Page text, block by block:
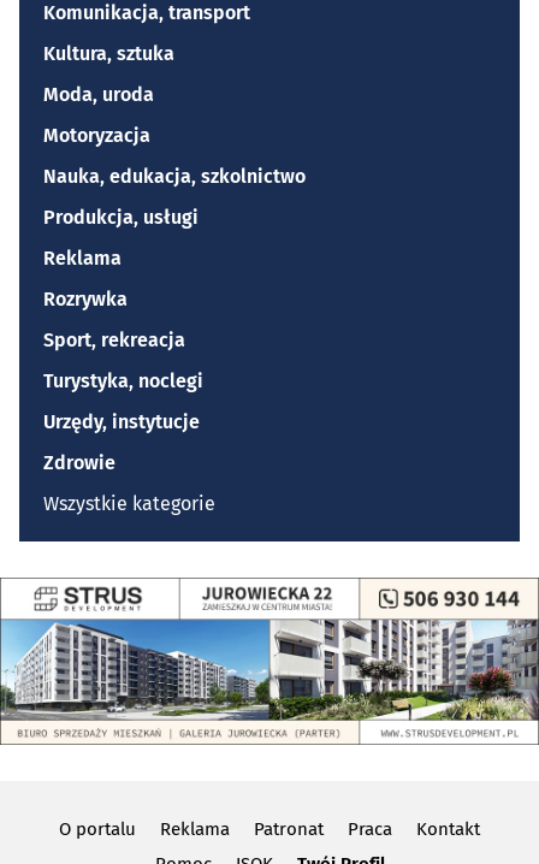
Komunikacja, transport
Kultura, sztuka
Moda, uroda
Motoryzacja
Nauka, edukacja, szkolnictwo
Produkcja, usługi
Reklama
Rozrywka
Sport, rekreacja
Turystyka, noclegi
Urzędy, instytucje
Zdrowie
Wszystkie kategorie
O portalu Reklama Patronat Praca
Kontakt